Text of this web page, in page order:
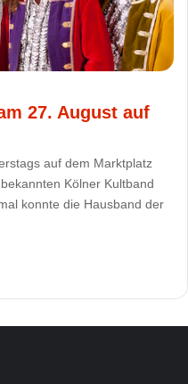
27. August auf
auf dem Marktplatz
Kölner Kultband
konnte die Hausband der